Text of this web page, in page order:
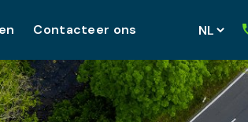
Contacteer ons